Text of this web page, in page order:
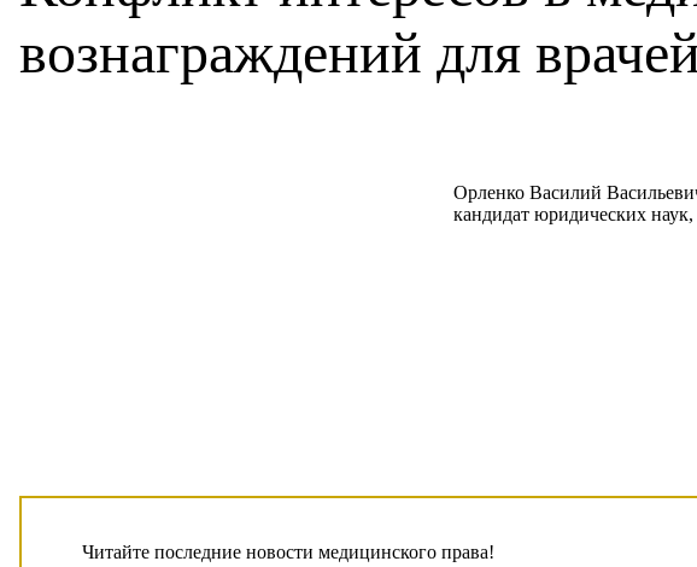
вознаграждений для
Орленко Василий
кандидат юридических
Читайте последние новости медицинского права!